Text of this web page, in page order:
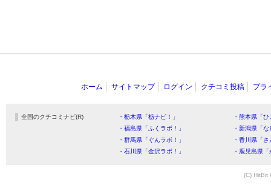
ホーム サイトマップ ログイン クチコミ投稿 プラ
全国のクチコミナビ(R) ・栃木県「栃ナビ！」
・熊本県「
・福島県「ふくラボ！」
・新潟県「
・群馬県「ぐんラボ！」
・香川県「
・石川県「金沢ラボ！」
・鹿児島県
(C) HitBit